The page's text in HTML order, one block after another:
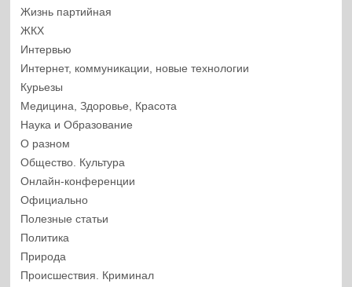
Жизнь партийная
ЖКХ
Интервью
Интернет, коммуникации, новые технологии
Курьезы
Медицина, Здоровье, Красота
Наука и Образование
О разном
Общество. Культура
Онлайн-конференции
Официально
Полезные статьи
Политика
Природа
Происшествия. Криминал